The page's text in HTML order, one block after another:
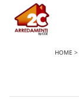
HOME >